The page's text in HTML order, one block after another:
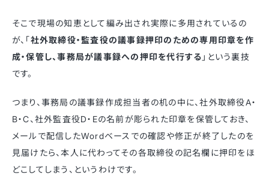
そこで現場の知恵として編み出され実際に多用されているの
が、「社外取締役・監査役の議事録押印のための専用印章を作
成・保管し、事務局が議事録への押印を代行する 」という裏技
です。
つまり、事務局の議事録作成担当者の机の中に、社外取締役A・
B・C、社外監査役D・Eの名前が彫られた印章を保管しておき、
メールで配信したWordベースでの確認や修正が終了したのを
見届けたら、本人に代わってその各取締役の記名欄に押印をほ
どこしてしまう、というわけです。